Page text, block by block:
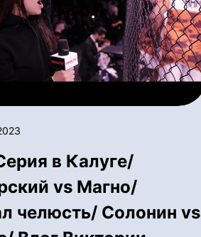
в Калуге/
vs Магно/
челюсть/ Солонин vs